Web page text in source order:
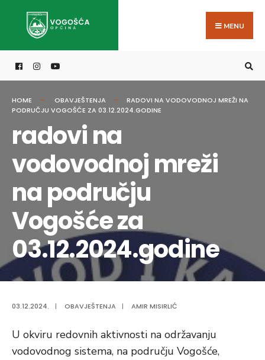
MENU
HOME OBAVJEŠTENJA
RADOVI NA VODOVODNOJ MREŽI NA
PODRUČJU VOGOŠĆE ZA 03.12.2024.GODINE
radovi na
vodovodnoj mreži
na području
Vogošće za
03.12.2024.godine
03.12.2024. | OBAVJEŠTENJA | AMIR MISIRLIĆ
U okviru redovnih aktivnosti na održavanju
vodovodnog sistema, na području Vogošće,
for: